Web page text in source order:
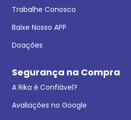
Trabalhe Conosco
Baixe Nosso APP
Doações
Segurança na Compra
A Rika é Confiável?
Avaliações no Google